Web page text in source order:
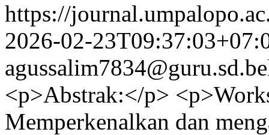
https://
2026-02-
<p>Abstrak:</p>
Memperkenalkan dan